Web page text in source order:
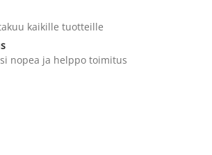
kaikille tuotteille
nopea ja helppo toimitus